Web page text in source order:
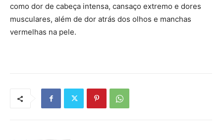
como dor de cabeça intensa, cansaço extremo e dores
musculares, além de dor atrás dos olhos e manchas
vermelhas na pele.